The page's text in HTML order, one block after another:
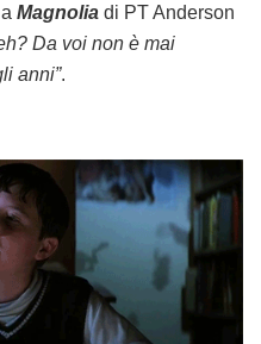
Magnolia di PT Anderson
Da voi non è mai
anni”.